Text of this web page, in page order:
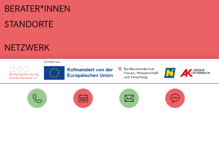
BERATER*INNEN
STANDORTE
NETZWERK
DATENSCHUTZ
IMPRESSUM